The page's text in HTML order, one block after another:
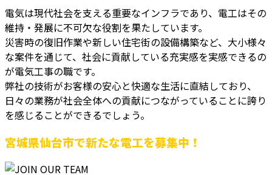
電気は現代社会を支える重要なインフラであり、電工はその
維持・発展に不可欠な役割を果たしています。
災害時の復旧作業や新しい住宅街の設備構築など、大小様々
な案件を通じて、社会に貢献している充実感を実感できるの
が電気工事の職です。
弊社の技術がお客様の安心と快適な生活に直結しており、
日々の業務が社会全体への貢献につながっていることに誇り
を感じることができるでしょう。
宮城県仙台市で新たな電工を募集中！